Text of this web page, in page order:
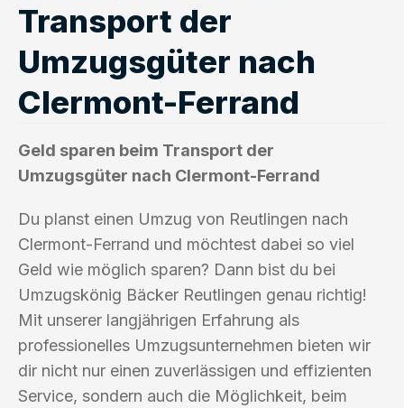
Transport der
Umzugsgüter nach
Clermont-Ferrand
Geld sparen beim Transport der
Umzugsgüter nach Clermont-Ferrand
Du planst einen Umzug von Reutlingen nach
Clermont-Ferrand und möchtest dabei so viel
Geld wie möglich sparen? Dann bist du bei
Umzugskönig Bäcker Reutlingen genau richtig!
Mit unserer langjährigen Erfahrung als
professionelles Umzugsunternehmen bieten wir
dir nicht nur einen zuverlässigen und effizienten
Service, sondern auch die Möglichkeit, beim